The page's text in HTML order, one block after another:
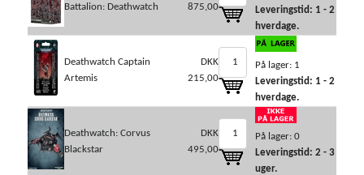
Battalion: Deathwatch
875,00
Leveringstid: 1 - 2
hverdage.
Deathwatch Captain
Artemis
DKK
215,00
På lager: 1
Leveringstid: 1 - 2
hverdage.
Deathwatch: Corvus
Blackstar
DKK
495,00
På lager: 0
Leveringstid: 2 - 3
uger.